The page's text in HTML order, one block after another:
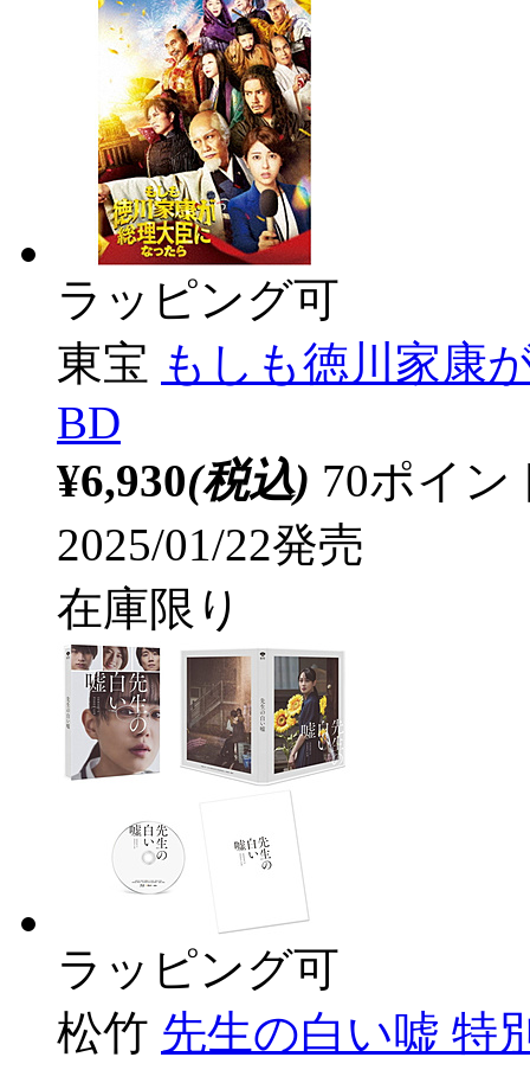
ラッピング可
東宝 もしも徳川家康
BD
¥6,930(税込) 70ポイ
2025/01/22発売
在庫限り
ラッピング可
松竹 先生の白い嘘 特